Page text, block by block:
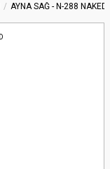
AYNA SAĞ - N-288 NAKED